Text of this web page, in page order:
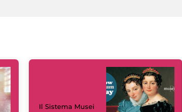
Il Sistema Musei